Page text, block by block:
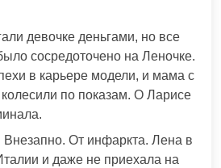
девочке деньгами, но все
сосредоточено на Леночке.
в карьере модели, и мама с
колесили по показам. О Ларисе
От инфаркта. Лена в
и даже не приехала на